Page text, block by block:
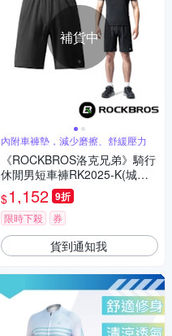
補貨中
內附車褲墊，減少磨擦、舒緩壓力
《ROCKBROS洛克兄弟》騎行
休閒男短車褲RK2025-K(城市
款/男車褲/短車褲/單車/日常休
閒)
$1,152 9折
限時下殺 券
貨到通知我